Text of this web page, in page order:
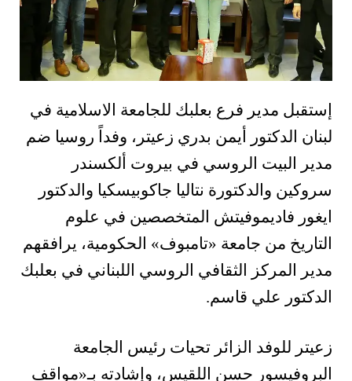
إستقبل مدير فرع بعلبك للجامعة الاسلامية في
لبنان الدكتور أيمن بدري زعيتر، وفداً روسيا ضم
مدير البيت الروسي في بيروت ألكسندر
سروكين والدكتورة نتاليا جاكوبيسكيا والدكتور
ايغور فاديموفيتش المتخصصين في علوم
التاريخ من جامعة «تامبوف» الحكومية، يرافقهم
مدير المركز الثقافي الروسي اللبناني في بعلبك
الدكتور علي قاسم.
زعيتر للوفد الزائر تحيات رئيس الجامعة
البروفيسور حسن اللقيس، وإشادته بـ«مواقف